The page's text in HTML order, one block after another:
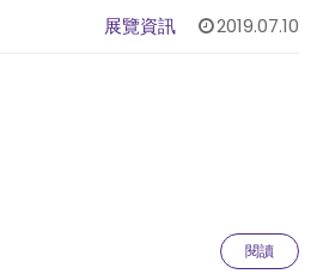
展覽資訊 2019.07.10
閱讀